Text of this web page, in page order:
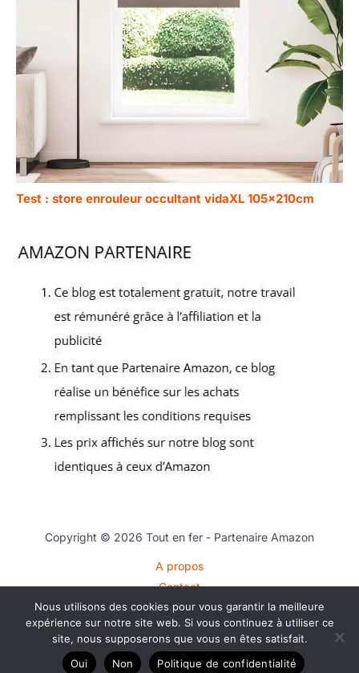
Test : store enrouleur occultant vidaXL 105x210cm
Copyright © 2026 Tout en fer - Partenaire Amazon
A propos
Contact
Plan du site
Mentions légales
Politique de confidentialité
Nous utilisons des cookies pour vous garantir la meilleure
expérience sur notre site web. Si vous continuez à utiliser ce
site, nous supposerons que vous en êtes satisfait.
Oui
Non Politique de confidentialité